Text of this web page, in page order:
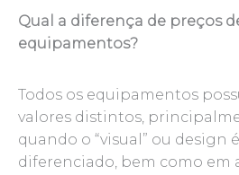
Qual a diferença de preços
equipamentos?
Todos os equipamentos
valores distintos,
quando o “visual” ou design é
diferenciado, bem como em